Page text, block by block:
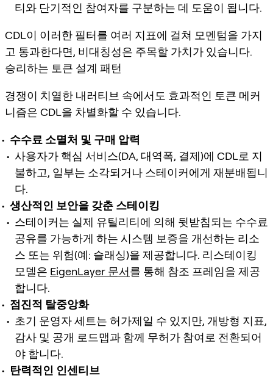
티와 단기적인 참여자를 구분하는 데 도움이 됩니다.
CDL이 이러한 필터를 여러 지표에 걸쳐 모멘텀을 가지
고 통과한다면, 비대칭성은 주목할 가치가 있습니다.
승리하는 토큰 설계 패턴
경쟁이 치열한 내러티브 속에서도 효과적인 토큰 메커
니즘은 CDL을 차별화할 수 있습니다.
수수료 소멸처 및 구매 압력
사용자가 핵심 서비스(DA, 대역폭, 결제)에 CDL로 지
불하고, 일부는 소각되거나 스테이커에게 재분배됩니
다.
생산적인 보안을 갖춘 스테이킹
스테이커는 실제 유틸리티에 의해 뒷받침되는 수수료
공유를 가능하게 하는 시스템 보증을 개선하는 리소
스 또는 위험(예: 슬래싱)을 제공합니다. 리스테이킹
모델은 EigenLayer 문서를 통해 참조 프레임을 제공
합니다.
점진적 탈중앙화
초기 운영자 세트는 허가제일 수 있지만, 개방형 지표,
감사 및 공개 로드맵과 함께 무허가 참여로 전환되어
야 합니다.
탄력적인 인센티브